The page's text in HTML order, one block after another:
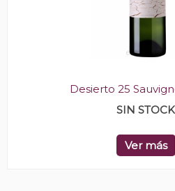
Desierto 25
SIN STOCK
Ver más